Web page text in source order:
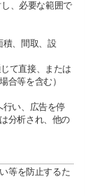
、必要な範囲で
積、間取、設
て直接、または
合等を含む）
行い、広告を停
分析され、他の
等を防止するた